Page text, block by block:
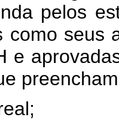
pelos
como seus
e